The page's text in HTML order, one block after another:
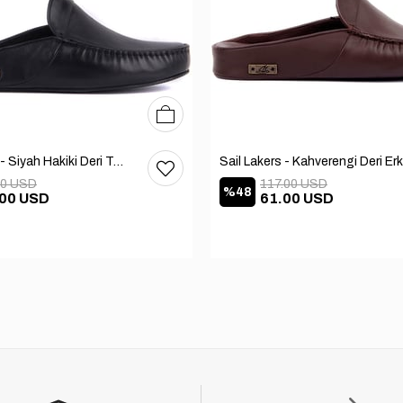
Sail Lakers - Siyah Hakiki Deri TABANLI Ev Terliği (balkon-bahçe) 110-547-RUBBER
USD
USD
4142
%48 61.00 USD
117.00 USD